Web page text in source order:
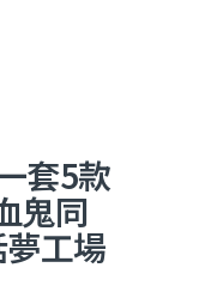
套5款
鬼同
工場